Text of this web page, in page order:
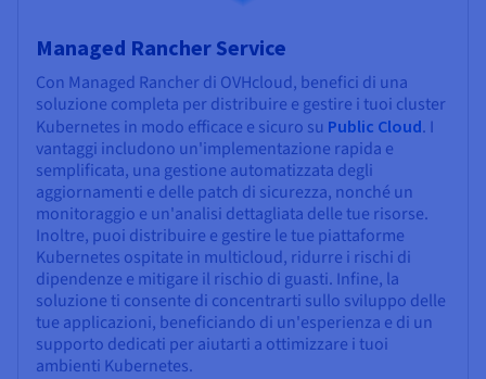
Managed Rancher Service
Con Managed Rancher di OVHcloud, benefici di una
soluzione completa per distribuire e gestire i tuoi cluster
Kubernetes in modo efficace e sicuro su Public Cloud. I
vantaggi includono un'implementazione rapida e
semplificata, una gestione automatizzata degli
aggiornamenti e delle patch di sicurezza, nonché un
monitoraggio e un'analisi dettagliata delle tue risorse.
Inoltre, puoi distribuire e gestire le tue piattaforme
Kubernetes ospitate in multicloud, ridurre i rischi di
dipendenze e mitigare il rischio di guasti. Infine, la
soluzione ti consente di concentrarti sullo sviluppo delle
tue applicazioni, beneficiando di un'esperienza e di un
supporto dedicati per aiutarti a ottimizzare i tuoi
ambienti Kubernetes.